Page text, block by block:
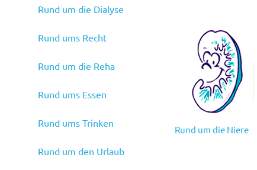
Rund um die Dialyse
Rund um die Niere
Rund ums Recht
Rund um die Reha
Rund ums Essen
Rund ums Trinken
Rund um den Urlaub